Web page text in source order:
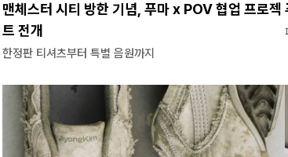
맨체스터 시티 방한 기념, 푸마 x POV 협업 프로젝
트 전개
한정판 티셔츠부터 특별 음원까지